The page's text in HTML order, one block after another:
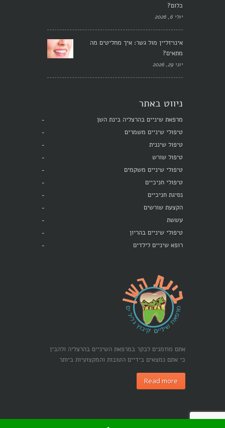
כלום?
יולי 6, 2026
אינויזליין מול גשר: איך מחליטים מה
מתאים?
יוני 29, 2026
ניווט באתר
מרפאת שיניים בהרצליה בינת השן
טיפולי שיניים משמרים
טיפול שיננית
טיפול שורש
טיפולי שיניים משקמים
טיפולי חניכיים
נסיגת חניכיים
הקצעת שורשים
עששת
טיפולי שיניים בהריון
רופא שיניים לילדים
אתם מוזמנים לבקר במרפאת השיניים בהרצליה ולהבין
כי אתם נמצאים בידיים הטובות והמקצועיות ביותר
Read more